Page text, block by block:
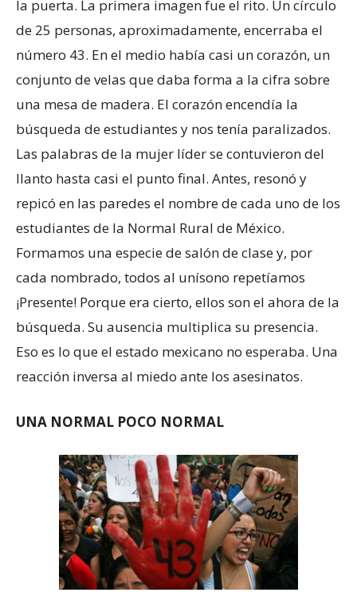
la puerta. La primera imagen fue el rito. Un círculo
de 25 personas, aproximadamente, encerraba el
número 43. En el medio había casi un corazón, un
conjunto de velas que daba forma a la cifra sobre
una mesa de madera. El corazón encendía la
búsqueda de estudiantes y nos tenía paralizados.
Las palabras de la mujer líder se contuvieron del
llanto hasta casi el punto final. Antes, resonó y
repicó en las paredes el nombre de cada uno de los
estudiantes de la Normal Rural de México.
Formamos una especie de salón de clase y, por
cada nombrado, todos al unísono repetíamos
¡Presente! Porque era cierto, ellos son el ahora de la
búsqueda. Su ausencia multiplica su presencia.
Eso es lo que el estado mexicano no esperaba. Una
reacción inversa al miedo ante los asesinatos.
UNA NORMAL POCO NORMAL